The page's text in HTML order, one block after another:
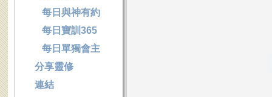
每日與神有約
每日寶訓365
每日單獨會主
分享靈修
連結